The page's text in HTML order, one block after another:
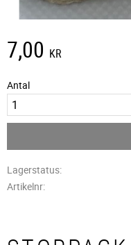
7,00 KR
Antal
Lagerstatus
Artikelnr